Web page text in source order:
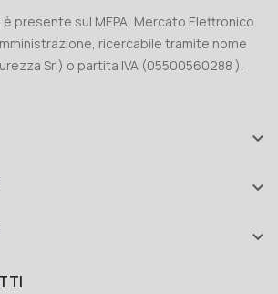
presente sul MEPA, Mercato Elettronico
ricercabile tramite nome
Srl) o partita IVA (05500560288 ).


